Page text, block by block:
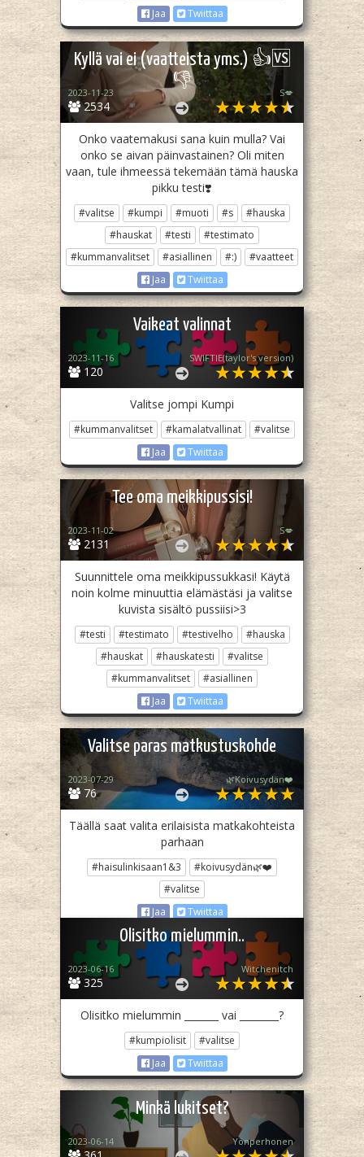
Jaa
Twiittaa
Kyllä vai ei (vaatteista yms.) 👍🆚
👎
2534
2023-11-23 S💋
Onko vaatemakusi sana kuin mulla? Vai
onko se aivan päinvastainen? Oli miten
vaan, tule ihmeessä tekemään tämä hauska
pikku testi❣️
#valitse #kumpi #muoti #s
#hauska
#hauskat
#testi
#testimato
#kummanvalitset
#asiallinen #:)
#vaatteet
Jaa
Twiittaa
Vaikeat valinnat
120
2023-11-16 SWIFTIE(taylor's version)
Valitse jompi Kumpi
#kummanvalitset #kamalatvallinat
#valitse
Jaa
Twiittaa
Tee oma meikkipussisi!
2131
2023-11-02 S💋
Suunnittele oma meikkipussukkasi! Käytä
noin kolme minuuttia elämästäsi ja valitse
kuvista sisältö pussiisi>3
#testi #testimato #testivelho
#hauska
#hauskat
#hauskatesti
#valitse
#kummanvalitset
#asiallinen
Jaa
Twiittaa
Valitse paras matkustuskohde
76
2023-07-29 🌿Koivusydän❤️
Täällä saat valita erilaisista matkakohteista
parhaan
#haisulinkisaan1&3
#koivusydän🌿❤️
#valitse
Jaa
Twiittaa
Olisitko mielummin..
325
2023-06-16 Witchenitch
Olisitko mielummin _______ vai ________?
#kumpiolisit
#valitse
Jaa
Twiittaa
Minkä lukitset?
2023-06-14 Yönperhonen